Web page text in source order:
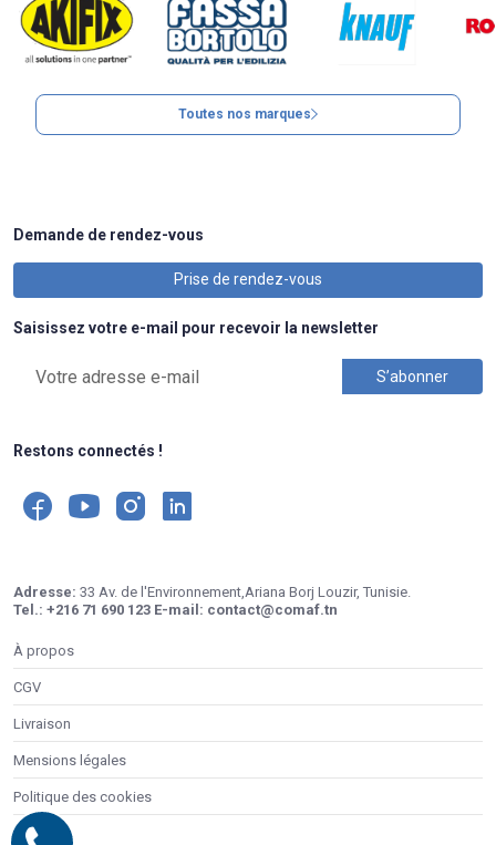
Toutes nos marques
Demande de rendez-vous
Prise de rendez-vous
Saisissez votre e-mail pour recevoir la newsletter
Restons connectés !
Adresse: 33 Av. de l'Environnement,Ariana Borj Louzir, Tunisie.
Tel.: +216 71 690 123 E-mail: contact@comaf.tn
À propos
CGV
Livraison
Mensions légales
Politique des cookies
Contacts